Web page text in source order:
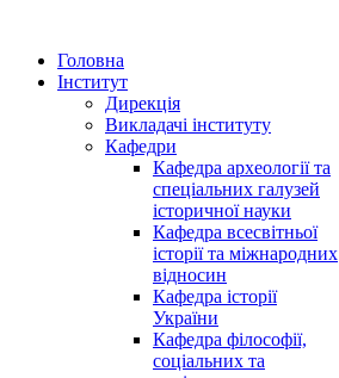
Головна
Інститут
Дирекція
Викладачі інституту
Кафедри
Кафедра археології та
спеціальних галузей
історичної науки
Кафедра всесвітньої
історії та міжнародних
відносин
Кафедра історії
України
Кафедра філософії,
соціальних та